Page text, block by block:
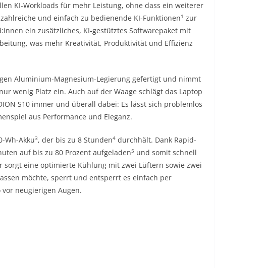
KI-Workloads für mehr Leistung, ohne dass ein weiterer
und einfach zu bedienende KI-Funktionen1 zur
ein zusätzliches, KI-gestütztes Softwarepaket mit
was mehr Kreativität, Produktivität und Effizienz
Aluminium-Magnesium-Legierung gefertigt und nimmt
wenig Platz ein. Auch auf der Waage schlägt das Laptop
S10 immer und überall dabei: Es lässt sich problemlos
aus Performance und Eleganz.
Wh-Akku3, der bis zu 8 Stunden4 durchhält. Dank Rapid-
auf bis zu 80 Prozent aufgeladen5 und somit schnell
eine optimierte Kühlung mit zwei Lüftern sowie zwei
möchte, sperrt und entsperrt es einfach per
neugierigen Augen.